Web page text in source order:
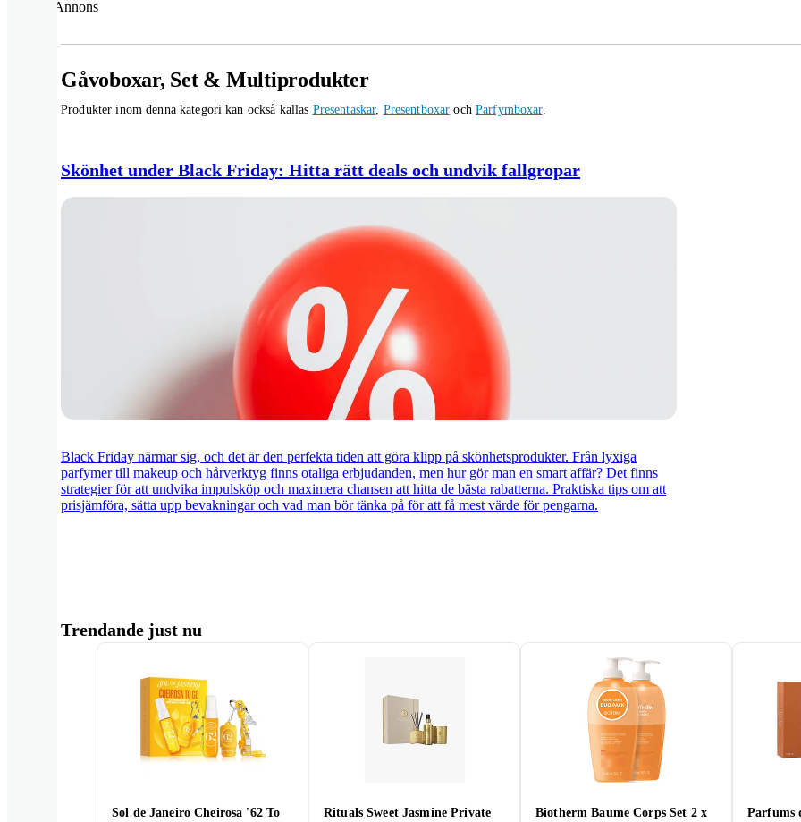
Annons
Gåvoboxar, Set & Multiprodukter
Produkter inom denna kategori kan också kallas Presentaskar, Presentboxar och Parfymboxar.
Skönhet under Black Friday: Hitta rätt deals och undvik fallgropar
Black Friday närmar sig, och det är den perfekta tiden att göra klipp på skönhetsprodukter. Från lyxiga
parfymer till makeup och hårverktyg finns otaliga erbjudanden, men hur gör man en smart affär? Det finns
strategier för att undvika impulsköp och maximera chansen att hitta de bästa rabatterna. Praktiska tips om att
prisjämföra, sätta upp bevakningar och vad man bör tänka på för att få mest värde för pengarna.
Trendande just nu
Sol de Janeiro Cheirosa '62 To
Rituals Sweet Jasmine Private
Biotherm Baume Corps Set 2 x
Parfums